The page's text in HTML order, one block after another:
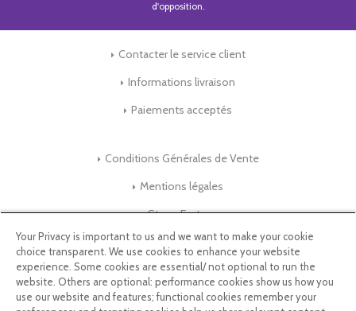
d'opposition.
Contacter le service client
Informations livraison
Paiements acceptés
Conditions Générales de Vente
Mentions légales
Store-Factory
Qui Sommes nous ?
Parrainage
Your Privacy is important to us and we want to make your cookie
choice transparent. We use cookies to enhance your website
experience. Some cookies are essential/ not optional to run the
website. Others are optional: performance cookies show us how you
use our website and features; functional cookies remember your